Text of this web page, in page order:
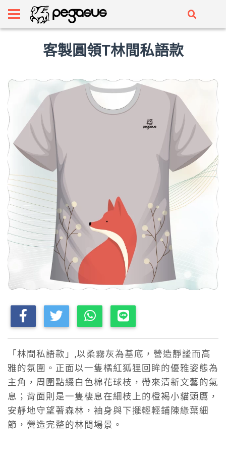
客製圓領T林間私語款
「林間私語款」,以柔霧灰為基底，營造靜謐而高
雅的氛圍。正面以一隻橘紅狐狸回眸的優雅姿態為
主角，周圍點綴白色棉花球枝，帶來清新文藝的氣
息；背面則是一隻棲息在細枝上的橙褐小貓頭鷹，
安靜地守望著森林，袖身與下擺輕輕鋪陳綠葉細
節，營造完整的林間場景。